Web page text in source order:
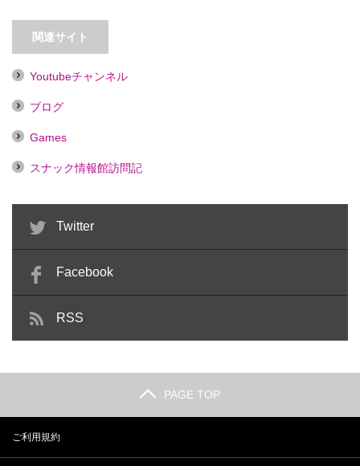
【蒲田】Pub QUEEN【喫煙目的
店】
関連サイト
Youtubeチャンネル
ブログ
Games
スナック情報館訪問記
Twitter
Facebook
RSS
PAGE TOP
ご利用規約